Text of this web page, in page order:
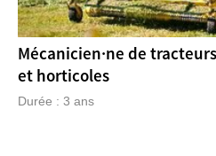
Mécanicien·ne de
et horticoles
Durée : 3 ans